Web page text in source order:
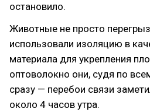
остановило.
Животные не просто
использовали изоляцию в
материала для укрепления
оптоволокно они, судя по
сразу — перебои связи
около 4 часов утра.